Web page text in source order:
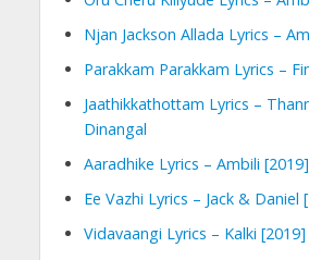
Njan Jackson Allada Lyrics –
Parakkam Parakkam Lyrics –
Jaathikkathottam Lyrics –
Dinangal
Aaradhike Lyrics – Ambili [2019]
Ee Vazhi Lyrics – Jack & Daniel
Vidavaangi Lyrics – Kalki [2019]